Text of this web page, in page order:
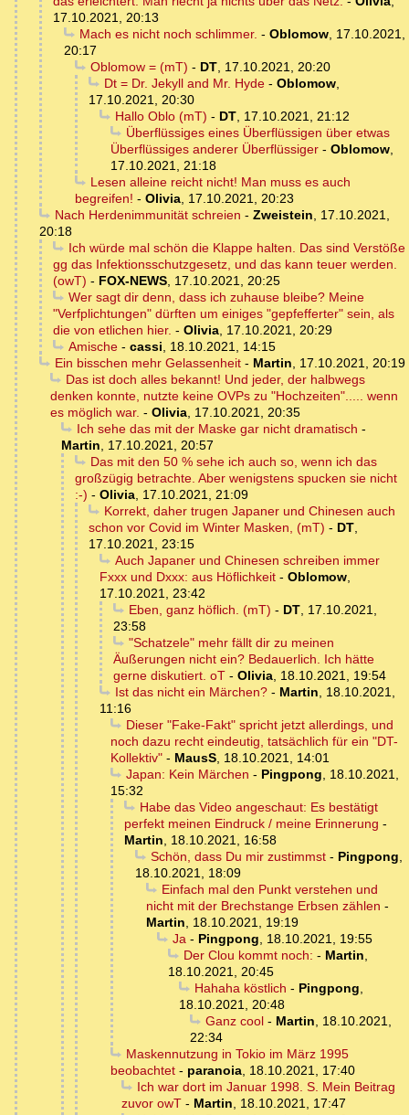
17.10.2021, 20:13
Mach es nicht noch schlimmer. - Oblomow, 17.10.2021,
20:17
Oblomow = (mT) - DT, 17.10.2021, 20:20
Dt = Dr. Jekyll and Mr. Hyde- Oblomow,
17.10.2021, 20:30
Hallo Oblo (mT) - DT, 17.10.2021, 21:12
Überflüssiges eines Überflüssigen über etwas
Überflüssiges anderer Überflüssiger - Oblomow,
17.10.2021, 21:18
Lesen alleine reicht nicht! Man muss es auch
begreifen! - Olivia, 17.10.2021, 20:23
Nach Herdenimmunität schreien - Zweistein, 17.10.2021,
20:18
Ich würde mal schön die Klappe halten. Das sind Verstöße
gg das Infektionsschutzgesetz, und das kann teuer werden.
(owT) - FOX-NEWS, 17.10.2021, 20:25
Wer sagt dir denn, dass ich zuhause bleibe? Meine
"Verfplichtungen" dürften um einiges "gepfefferter" sein, als
die von etlichen hier. - Olivia, 17.10.2021, 20:29
Amische- cassi, 18.10.2021, 14:15
Ein bisschen mehr Gelassenheit- Martin, 17.10.2021, 20:19
Das ist doch alles bekannt! Und jeder, der halbwegs
denken konnte, nutzte keine OVPs zu "Hochzeiten"..... wenn
es möglich war. - Olivia, 17.10.2021, 20:35
Ich sehe das mit der Maske gar nicht dramatisch -
Martin, 17.10.2021, 20:57
Das mit den 50 % sehe ich auch so, wenn ich das
großzügig betrachte. Aber wenigstens spucken sie nicht
:-) - Olivia, 17.10.2021, 21:09
Korrekt, daher trugen Japaner und Chinesen auch
schon vor Covid im Winter Masken, (mT) - DT,
17.10.2021, 23:15
Auch Japaner und Chinesen schreiben immer
Fxxx und Dxxx: aus Höflichkeit - Oblomow,
17.10.2021, 23:42
Eben, ganz höflich. (mT) - DT, 17.10.2021,
23:58
"Schatzele" mehr fällt dir zu meinen
Äußerungen nicht ein? Bedauerlich. Ich hätte
gerne diskutiert. oT - Olivia, 18.10.2021, 19:54
Ist das nicht ein Märchen?- Martin, 18.10.2021,
11:16
Dieser "Fake-Fakt" spricht jetzt allerdings, und
noch dazu recht eindeutig, tatsächlich für ein "DT-
Kollektiv" - MausS, 18.10.2021, 14:01
Japan: Kein Märchen - Pingpong, 18.10.2021,
15:32
Habe das Video angeschaut: Es bestätigt
perfekt meinen Eindruck / meine Erinnerung -
Martin, 18.10.2021, 16:58
Schön, dass Du mir zustimmst- Pingpong,
18.10.2021, 18:09
Einfach mal den Punkt verstehen und
nicht mit der Brechstange Erbsen zählen -
Martin, 18.10.2021, 19:19
Ja- Pingpong, 18.10.2021, 19:55
Der Clou kommt noch: - Martin,
18.10.2021, 20:45
Hahaha köstlich - Pingpong,
18.10.2021, 20:48
Ganz cool- Martin, 18.10.2021,
22:34
Maskennutzung in Tokio im März 1995
beobachtet - paranoia, 18.10.2021, 17:40
Ich war dort im Januar 1998. S. Mein Beitrag
zuvor owT - Martin, 18.10.2021, 17:47